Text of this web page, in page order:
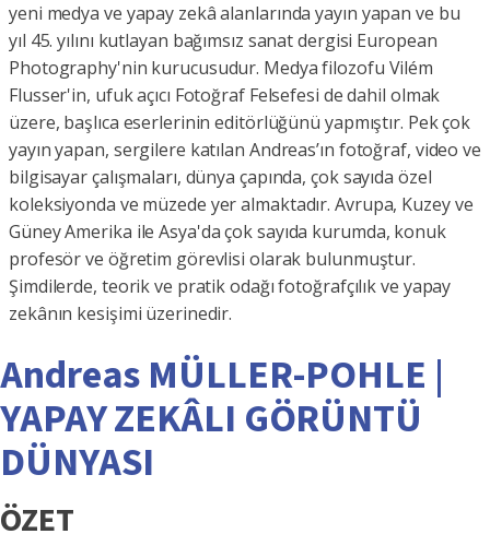
yeni medya ve yapay zekâ alanlarında yayın yapan ve bu
yıl 45. yılını kutlayan bağımsız sanat dergisi European
Photography'nin kurucusudur. Medya filozofu Vilém
Flusser'in, ufuk açıcı Fotoğraf Felsefesi de dahil olmak
üzere, başlıca eserlerinin editörlüğünü yapmıştır. Pek çok
yayın yapan, sergilere katılan Andreas’ın fotoğraf, video ve
bilgisayar çalışmaları, dünya çapında, çok sayıda özel
koleksiyonda ve müzede yer almaktadır. Avrupa, Kuzey ve
Güney Amerika ile Asya'da çok sayıda kurumda, konuk
profesör ve öğretim görevlisi olarak bulunmuştur.
Şimdilerde, teorik ve pratik odağı fotoğrafçılık ve yapay
zekânın kesişimi üzerinedir.
Andreas MÜLLER-POHLE |
YAPAY ZEKÂLI GÖRÜNTÜ
DÜNYASI
ÖZET